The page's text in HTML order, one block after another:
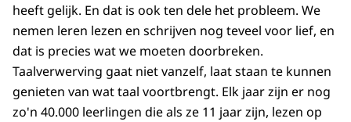
heeft gelijk. En dat is ook ten dele het probleem. We
nemen leren lezen en schrijven nog teveel voor lief, en
dat is precies wat we moeten doorbreken.
Taalverwerving gaat niet vanzelf, laat staan te kunnen
genieten van wat taal voortbrengt. Elk jaar zijn er nog
zo'n 40.000 leerlingen die als ze 11 jaar zijn, lezen op